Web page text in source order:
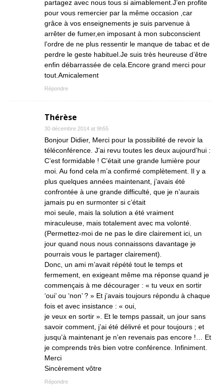
partagez avec nous tous si aimablement.J’en profite
pour vous remercier par la même occasion ,car
grâce à vos enseignements je suis parvenue à
arrêter de fumer,en imposant à mon subconscient
l’ordre de ne plus ressentir le manque de tabac et de
perdre le geste habituel.Je suis très heureuse d’être
enfin débarrassée de cela.Encore grand merci pour
tout.Amicalement
Répondre
Thérèse
30 décembre 2014 at 9h55
Bonjour Didier, Merci pour la possibilité de revoir la
téléconférence. J’ai revu toutes les deux aujourd’hui :
C’est formidable ! C’était une grande lumière pour
moi. Au fond cela m’a confirmé complètement. Il y a
plus quelques années maintenant, j’avais été
confrontée à une grande difficulté, que je n’aurais
jamais pu en surmonter si c’était
moi seule, mais la solution a été vraiment
miraculeuse, mais totalement avec ma volonté.
(Permettez-moi de ne pas le dire clairement ici, un
jour quand nous nous connaissons davantage je
pourrais vous le partager clairement).
Donc, un ami m’avait répété tout le temps et
fermement, en exigeant même ma réponse quand je
commençais à me décourager : « tu veux en sortir
‘oui’ ou ‘non’ ? » Et j’avais toujours répondu à chaque
fois et avec insistance : « oui,
je veux en sortir ». Et le temps passait, un jour sans
savoir comment, j’ai été délivré et pour toujours ; et
jusqu’à maintenant je n’en revenais pas encore !… Et
je comprends très bien votre conférence. Infiniment.
Merci
Sincèrement vôtre
Répondre